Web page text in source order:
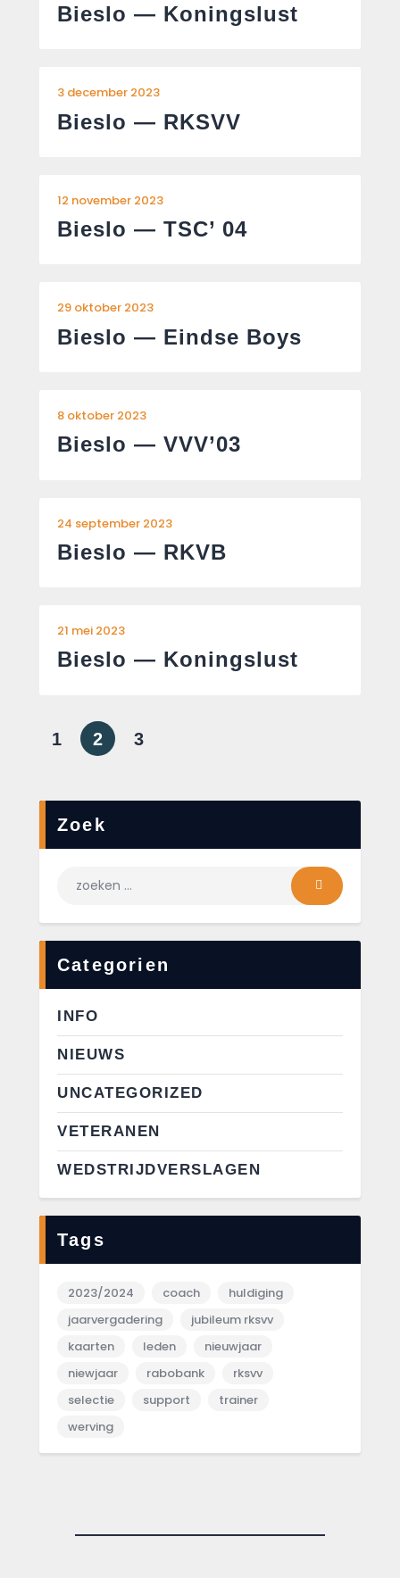
Bieslo — Koningslust
3 december 2023
Bieslo — RKSVV
12 november 2023
Bieslo — TSC’ 04
29 oktober 2023
Bieslo — Eindse Boys
8 oktober 2023
Bieslo — VVV’03
24 september 2023
Bieslo — RKVB
21 mei 2023
Bieslo — Koningslust
1 2 3
Zoek
Categorien
INFO
NIEUWS
UNCATEGORIZED
VETERANEN
WEDSTRIJDVERSLAGEN
Tags
2023/2024 coach
huldiging
jaarvergadering
jubileum rksvv
kaarten
leden
nieuwjaar
niewjaar
rabobank
rksvv
selectie
support
trainer
werving